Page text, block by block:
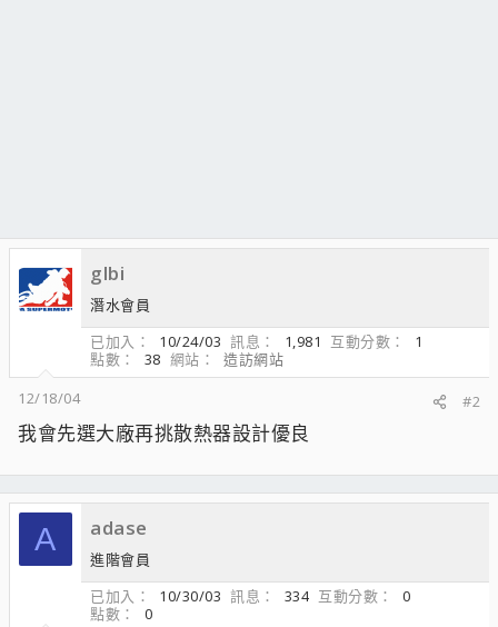
glbi
潛水會員
已加入
10/24/03 訊息 1,981 互動分數
1
點數
38 網站
造訪網站
12/18/04
#2
我會先選大廠再挑散熱器設計優良
A adase
進階會員
已加入
10/30/03 訊息 334 互動分數
0
點數
0